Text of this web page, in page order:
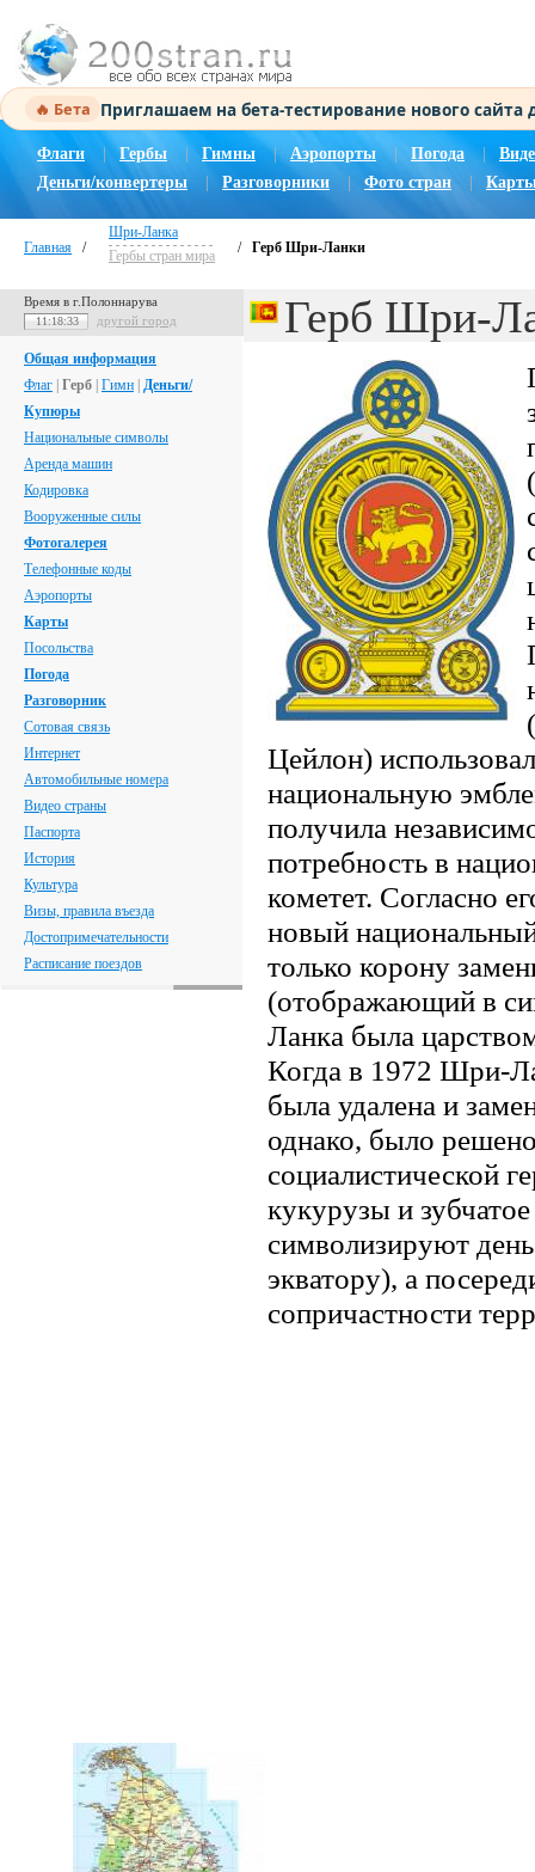
🔥 Бета Приглашаем на бета-тестирование нового
Флаги Гербы Гимны | Аэропорты Погода |
Деньги/конвертеры
Разговорники Фото стран
Главная /
Шри-Ланка
Гербы стран мира
/ Герб Шри-Ланки
Время в г.Полоннарува
11:18:34 другой город
Общая информация
Флаг Герб Гимн Деньги/
Купюры
Национальные символы
Аренда машин
Кодировка
Вооруженные силы
Фотогалерея
Телефонные коды
Аэропорты
Карты
Посольства
Погода
Разговорник
Сотовая связь
Интернет
Автомобильные номера
Видео страны
Паспорта
История
Культура
Визы, правила въезда
Достопримечательности
Расписание поездов
Герб Шри-
Цейлон)
национальную
получила
потребность в
кометет. Согласно
новый
только корону
(отображающий в
Ланка была
Когда в 1972 Шри-
была удалена и
однако, было
социалистической
кукурузы и
символизируют
экватору), а
сопричастности